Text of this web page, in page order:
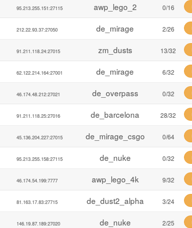
95.213.255.151:27115 awp_lego_2 0/16
212.22.93.37:27050 de_mirage 2/26
91.211.118.24:27015 zm_dusts 13/32
62.122.214.164:27001 de_mirage 6/32
46.174.48.212:27021 de_overpass 0/32
91.211.118.25:27016 de_barcelona 28/32
45.136.204.227:27015 de_mirage_csgo 0/64
95.213.255.158:27115 de_nuke 0/32
46.174.54.199:7777 awp_lego_4k 9/32
81.163.17.83:27715 de_dust2_alpha 3/24
146.19.87.189:27020 de_nuke 2/25